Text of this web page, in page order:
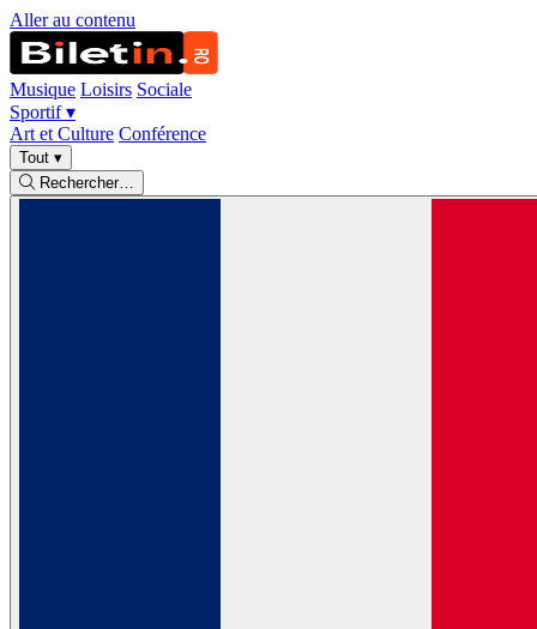
Aller au contenu
Musique Loisirs Sociale
Sportif▾
Art et Culture Conférence
Tout ▾
Rechercher…